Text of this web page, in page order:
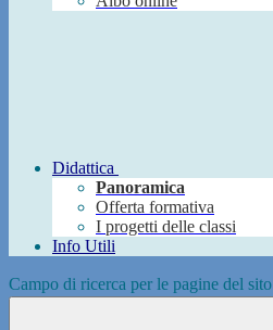
Didattica
Panoramica
Offerta formativa
I progetti delle classi
Info Utili
Campo di ricerca per le pagine del sito